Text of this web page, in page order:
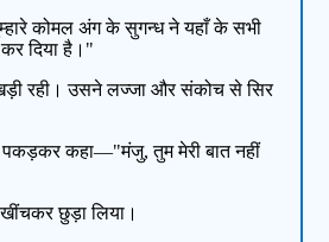
कोमल अंग के सुगन्ध ने यहाँ के सभी
दिया है।"
रही। उसने लज्जा और संकोच से सिर
पकड़कर कहा—"मंजु, तुम मेरी बात नहीं
छुड़ा लिया।